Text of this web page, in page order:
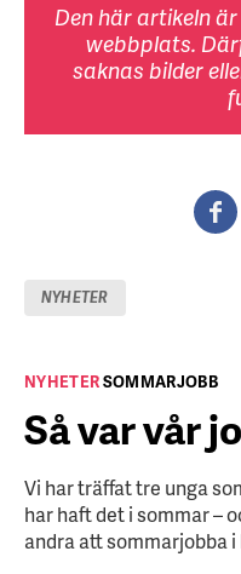
Den här artikeln
webbplats.
saknas bilder
NYHETER
NYHETERSOMMARJOBB
Så var vår
Vi har träffat tre unga
har haft det i sommar –
andra att sommarjobba